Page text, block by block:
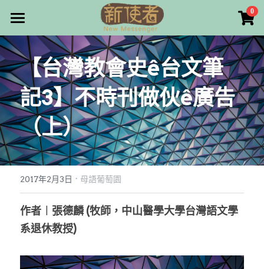
0
最新消息
關於我們
雜誌目錄
雜誌專欄
最新文章
編者的話
本期主題
大專世界
台灣教會人物檔案
畫話人生
寫寫畫畫
漫畫
訂購/奉獻/廣告刊登
好站連結
Facebook
搜索
【台灣教會史ê台文筆
記3】不時刊做伙ê廣告
（上）
2017年2月3日 · 母語葡萄園
作者︱張德麟 (牧師，中山醫學大學台灣語文學
系退休教授)
×
商品分類
所有商品分類